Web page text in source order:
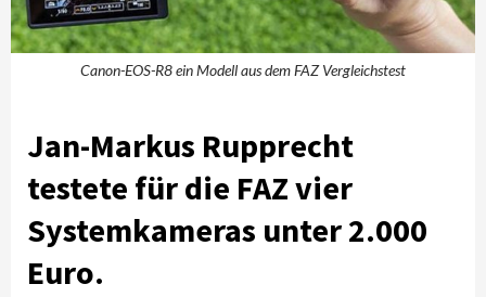
Canon-EOS-R8 ein Modell aus dem FAZ Vergleichstest
Jan-Markus Rupprecht
testete für die FAZ vier
Systemkameras unter 2.000
Euro.